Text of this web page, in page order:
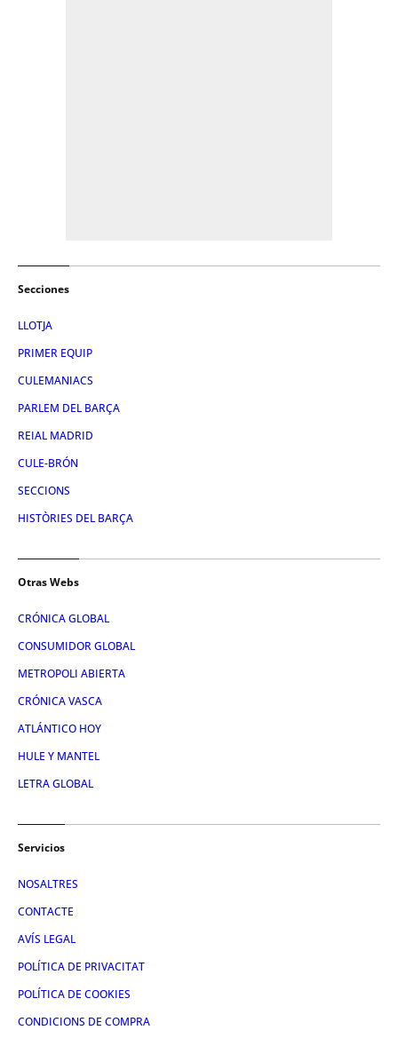
Secciones
LLOTJA
PRIMER EQUIP
CULEMANIACS
PARLEM DEL BARÇA
REIAL MADRID
CULE-BRÓN
SECCIONS
HISTÒRIES DEL BARÇA
Otras Webs
CRÓNICA GLOBAL
CONSUMIDOR GLOBAL
METROPOLI ABIERTA
CRÓNICA VASCA
ATLÁNTICO HOY
HULE Y MANTEL
LETRA GLOBAL
Servicios
NOSALTRES
CONTACTE
AVÍS LEGAL
POLÍTICA DE PRIVACITAT
POLÍTICA DE COOKIES
CONDICIONS DE COMPRA